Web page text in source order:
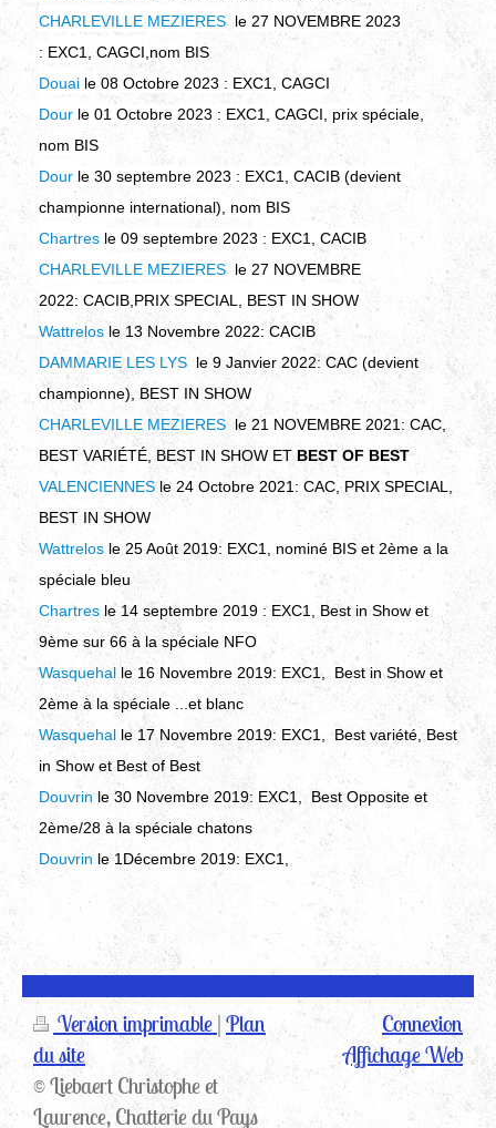
CHARLEVILLE MEZIERES le 27 NOVEMBRE 2023
: EXC1, CAGCI, nom BIS
Douai le 08 Octobre 2023 : EXC1, CAGCI
Dour le 01 Octobre 2023 : EXC1, CAGCI, prix spéciale,
nom BIS
Dour le 30 septembre 2023 : EXC1, CACIB (devient
championne international), nom BIS
Chartres le 09 septembre 2023 : EXC1, CACIB
CHARLEVILLE MEZIERES le 27 NOVEMBRE
2022: CACIB,PRIX SPECIAL, BEST IN SHOW
Wattrelos le 13 Novembre 2022: CACIB
DAMMARIE LES LYS le 9 Janvier 2022: CAC (devient
championne), BEST IN SHOW
CHARLEVILLE MEZIERES le 21 NOVEMBRE 2021 : CAC,
BEST VARIÉTÉ, BEST IN SHOW ET BEST OF BEST
VALENCIENNES le 24 Octobre 2021 : CAC, PRIX SPECIAL,
BEST IN SHOW
Wattrelos le 25 Août 2019: EXC1, nominé BIS et 2ème a la
spéciale bleu
Chartres le 14 septembre 2019 : EXC1, Best in Show et
9ème sur 66 à la spéciale NFO
Wasquehal le 16 Novembre 2019: EXC1, Best in Show et
2ème à la spéciale ...et blanc
Wasquehal le 17 Novembre 2019: EXC1, Best variété, Best
in Show et Best of Best
Douvrin le 30 Novembre 2019: EXC1, Best Opposite et
2ème/28 à la spéciale chatons
Douvrin le 1Décembre 2019: EXC1,
Version imprimable | Plan
du site
© Liebaert Christophe et
Laurence, Chatterie du Pays
Connexion
Affichage Web